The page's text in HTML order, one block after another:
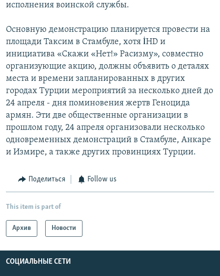
исполнения воинской службы.
Основную демонстрацию планируется провести на
площади Таксим в Стамбуле, хотя İHD и
инициатива «Скажи «Нет!» Расизму», совместно
организующие акцию, должны объявить о деталях
места и времени запланированных в других
городах Турции мероприятий за несколько дней до
24 апреля - дня поминовения жертв Геноцида
армян. Эти две общественные организации в
прошлом году, 24 апреля организовали несколько
одновременных демонстраций в Стамбуле, Анкаре
и Измире, а также других провинциях Турции.
Поделиться Follow us
This item is part of
Архив Новости
СОЦИАЛЬНЫЕ СЕТИ